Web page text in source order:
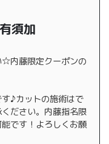
須加
内藤限定クーポンの
♪カットの施術はで
ださい。内藤指名限
です！よろしくお願